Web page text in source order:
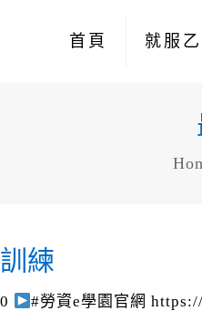
首頁 就服
練
#勞資e學園官網